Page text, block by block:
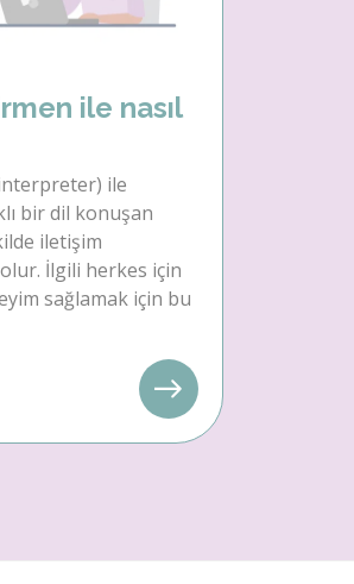
ile nasıl
ile
bir dil konuşan
iletişim
olur. İlgili herkes için
sağlamak için bu